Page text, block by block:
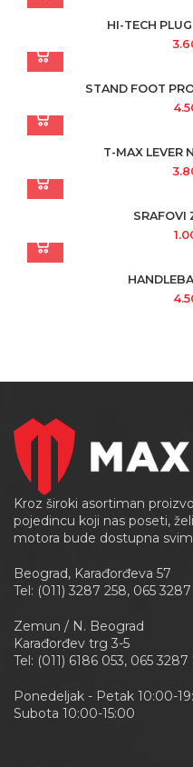
HI-TECH
STAND FOOT
T-MAX LEVER
SRAFOVI
Kroz široki asortiman
pojedincu koji nas poseti,
motora bude dostupna
Beograd, Karađorđeva 57
Tel: (011) 3287 258, 065
Zemun / N. Beograd
Karađorđev trg 3-5
Tel: (011) 6186 053, 065
Ponedeljak - Petak 10:00-
Subota 10:00-15:00